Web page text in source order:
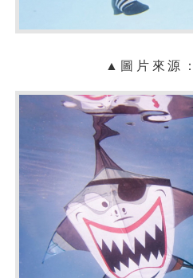
▲圖片來源：